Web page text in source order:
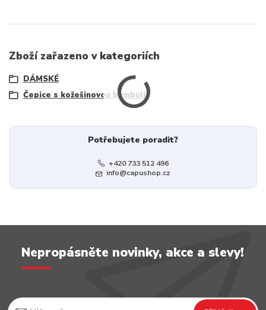
Zboží zařazeno v kategoriích
DÁMSKÉ
Čepice s kožešinovou bambulí
Potřebujete poradit?
+420 733 512 496
info@capushop.cz
Nepropásněte novinky, akce a slevy!